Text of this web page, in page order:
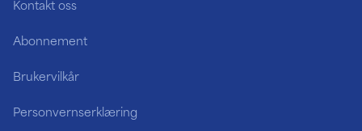
Kontakt oss
Abonnement
Brukervilkår
Personvernserklæring